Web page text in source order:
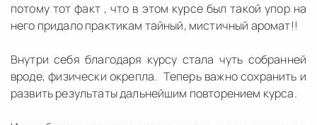
потому тот факт , что в этом курсе был такой упор на
него придало практикам тайный, мистичный аромат!!
Внутри себя благодаря курсу стала чуть собранней
вроде, физически окрепла. Теперь важно сохранить и
развить результаты дальнейшим повторением курса.